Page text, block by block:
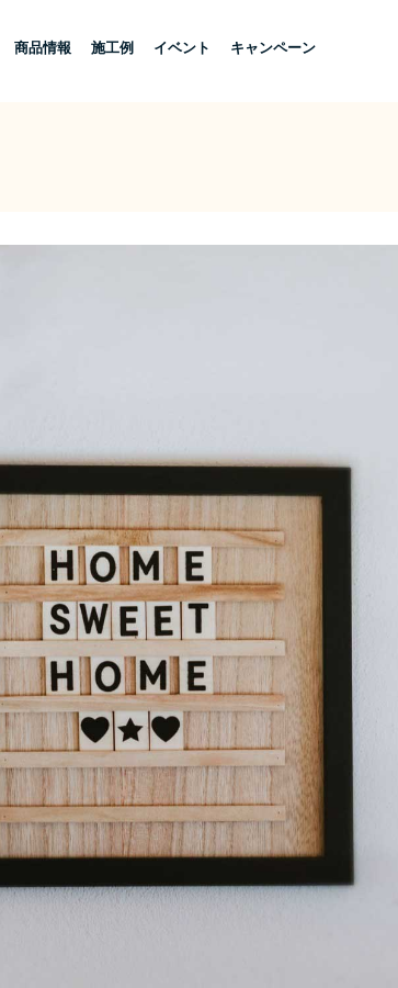
商品情報 施工例 イベント キャンペーン